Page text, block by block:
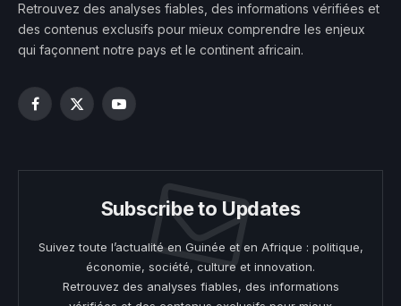
Retrouvez des analyses fiables, des informations vérifiées et
des contenus exclusifs pour mieux comprendre les enjeux
qui façonnent notre pays et le continent africain.
Facebook
X
YouTube
Subscribe to Updates
Suivez toute l’actualité en Guinée et en Afrique : politique,
économie, société, culture et innovation.
Retrouvez des analyses fiables, des informations